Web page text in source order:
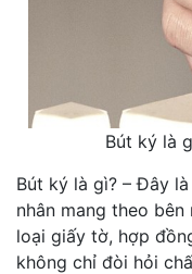
Bút ký là
Bút ký là gì? – Đây
nhân mang theo
loại giấy tờ, hợp
không chỉ đòi hỏi